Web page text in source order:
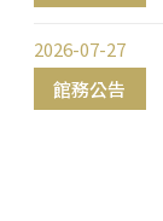
館務公告
2026-07-27